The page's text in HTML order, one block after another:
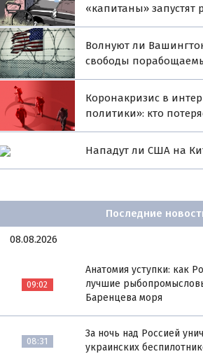
«капитаны» запустят
Волнуют ли
свободы
Коронакризис в
политики»: кто
Нападут ли США на
Последние
08.08.2026
09:02
Анатомия уступки: как
лучшие
Баренцева моря
08:31
За ночь над Россией
украинских